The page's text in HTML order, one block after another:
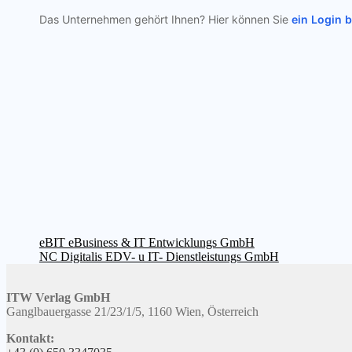
Das Unternehmen gehört Ihnen? Hier können Sie ein Login
Beitragsnavigation
Vorheriger
Beitrag:
eBIT eBusiness & IT Entwicklungs GmbH
Nächster
NC Digitalis EDV- u IT- Dienstleistungs GmbH
ITW Verlag GmbH
Ganglbauergasse 21/23/1/5, 1160 Wien, Österreich
Kontakt: